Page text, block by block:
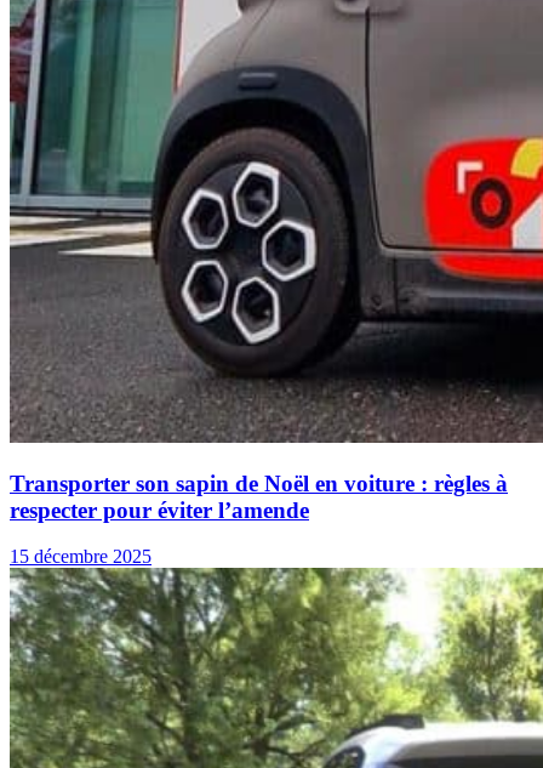
Transporter son sapin de Noël en voiture : règles à
respecter pour éviter l’amende
15 décembre 2025